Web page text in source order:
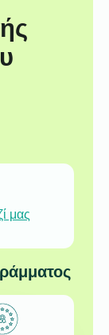
μας